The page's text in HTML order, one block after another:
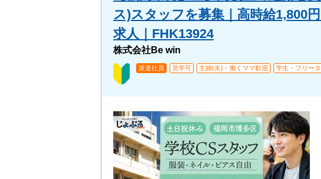
ス)スタッフを募集｜高時給1,800
求人｜FHK13924
株式会社Be win
派遣社員 見学可 主婦(夫)・働くママ歓迎 学生・フリー